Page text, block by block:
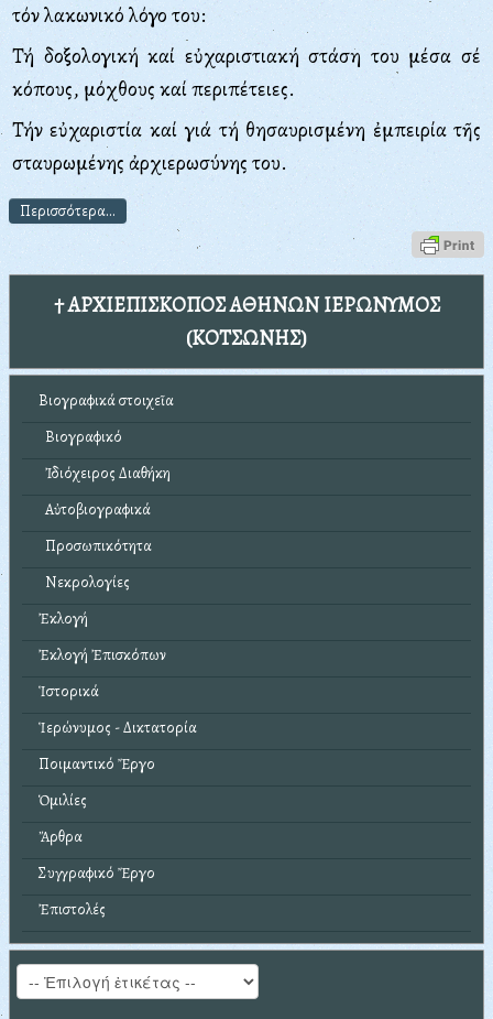
τόν λακωνικό λόγο του:
Τή δοξολογική καί εὐχαριστιακή στάση του μέσα σέ
κόπους, μόχθους καί περιπέτειες.
Τήν εὐχαριστία καί γιά τή θησαυρισμένη ἐμπειρία τῆς
σταυρωμένης ἀρχιερωσύνης του.
Περισσότερα...
† ΑΡΧΙΕΠΙΣΚΟΠΟΣ ΑΘΗΝΩΝ ΙΕΡΩΝΥΜΟΣ
(ΚΟΤΣΩΝΗΣ)
Βιογραφικά στοιχεῖα
Βιογραφικό
Ἰδιόχειρος Διαθήκη
Αὐτοβιογραφικά
Προσωπικότητα
Νεκρολογίες
Ἐκλογή
Ἐκλογή Ἐπισκόπων
Ἱστορικά
Ἱερώνυμος - Δικτατορία
Ποιμαντικό Ἔργο
Ὁμιλίες
Ἄρθρα
Συγγραφικό Ἔργο
Ἐπιστολές